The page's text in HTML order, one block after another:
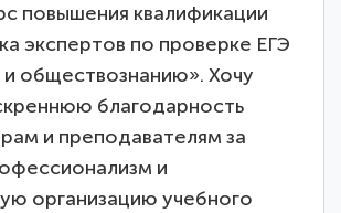
повышения квалификации
экспертов по проверке ЕГЭ
обществознанию». Хочу
благодарность
и преподавателям за
и
организацию учебного